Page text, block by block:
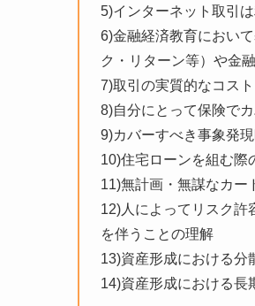
5)インターネット取引
6)金融経済教育におい
ク・リターン等）や金
7)取引の実質的なコス
8)自分にとって保険で
9)カバーすべき事象発
10)住宅ローンを組む際
11)無計画・無謀なカー
12)人によってリスク許
を伴うことの理解
13)資産形成における分
14)資産形成における長